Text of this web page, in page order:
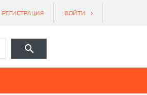
ВОЙТИ
РЕГИСТРАЦИЯ